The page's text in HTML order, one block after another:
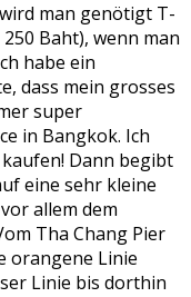
man genötigt T-
Baht), wenn man
habe ein
dass mein grosses
super
in Bangkok. Ich
Dann begibt
eine sehr kleine
allem dem
Tha Chang Pier
orangene Linie
Linie bis dorthin